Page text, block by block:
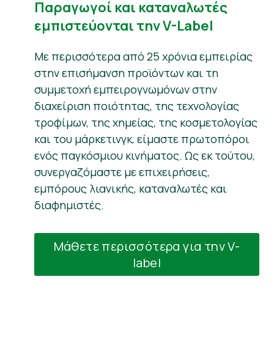
Παραγωγοί και καταναλωτές
εμπιστεύονται την V-Label
Με περισσότερα από 25 χρόνια εμπειρίας
στην επισήμανση προϊόντων και τη
συμμετοχή εμπειρογνωμόνων στην
διαχείριση ποιότητας, της τεχνολογίας
τροφίμων, της χημείας, της κοσμετολογίας
και του μάρκετινγκ, είμαστε πρωτοπόροι
ενός παγκόσμιου κινήματος. Ως εκ τούτου,
συνεργαζόμαστε με επιχειρήσεις,
εμπόρους λιανικής, καταναλωτές και
διαφημιστές.
Μάθετε περισσότερα για την V-
label